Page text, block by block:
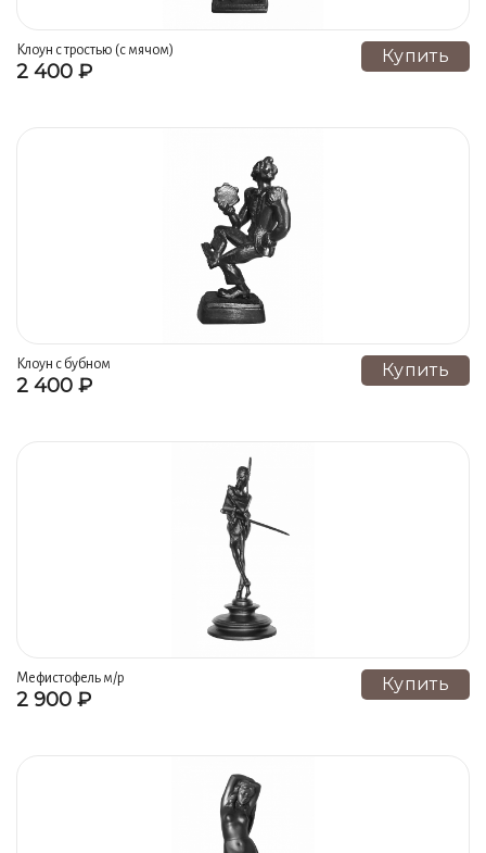
Клоун с тростью (с мячом)
2 400 ₽
Купить
Клоун с бубном
2 400 ₽
Купить
Мефистофель м/р
2 900 ₽
Купить